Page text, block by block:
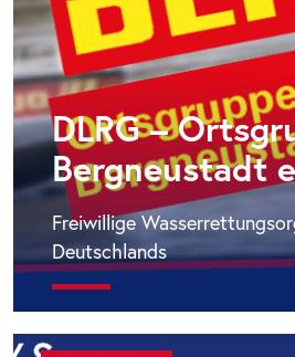
DLRG –
Bergneustadt
Freiwillige
Deutschlands